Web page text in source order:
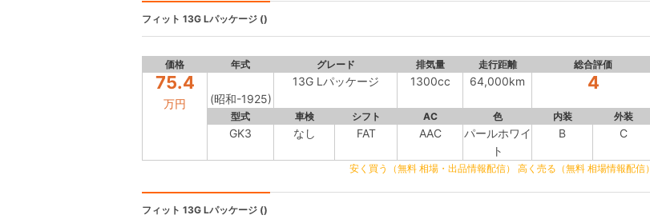
フィット 13G Lパッケージ ()
価格 年式 グレード 排気量 走行距離 総合評価
75.4
万円 (昭和-1925)
13G Lパッケージ 1300cc 64,000km 4
型式 車検 シフト AC 色 内装 外装
GK3 なし FAT AAC
パールホワイ
ト
B C
安く買う（無料 相場・出品情報配信） 高く売る（無料 相場情報配信）
フィット 13G Lパッケージ ()